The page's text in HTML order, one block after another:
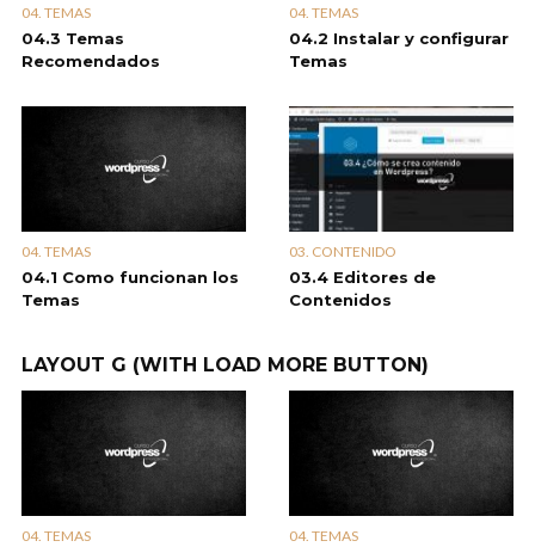
04. TEMAS
04.3 Temas
Recomendados
04. TEMAS
04.2 Instalar y configurar
Temas
04. TEMAS
04.1 Como funcionan los
Temas
03. CONTENIDO
03.4 Editores de
Contenidos
LAYOUT G (WITH LOAD MORE BUTTON)
04. TEMAS 04. TEMAS